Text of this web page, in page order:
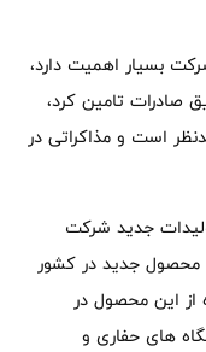
بسیار اهمیت دارد،
صادرات تامین کرد،
است و مذاکراتی در
جدید شرکت
به عنوان یک محصول جدید در کشور
سال جاری ۷ دستگاه از این محصول در
های حفاری و